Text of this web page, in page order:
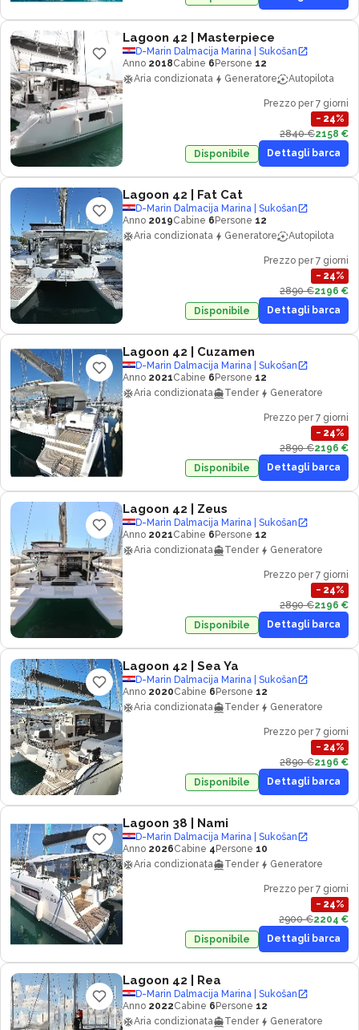
Lagoon 42 | Masterpiece
D-Marin Dalmacija Marina | Sukošan
Anno 2018Cabine 6 Persone 12
Aria condizionata
Generatore Autopilota
Prezzo per 7 giorni
− 24%
2840 €2158 €
Disponibile
Dettagli barca
Lagoon 42 | Fat Cat
D-Marin Dalmacija Marina | Sukošan
Anno 2019Cabine 6 Persone 12
Aria condizionata
Generatore Autopilota
Prezzo per 7 giorni
− 24%
2890 €2196 €
Disponibile
Dettagli barca
Lagoon 42 | Cuzamen
D-Marin Dalmacija Marina | Sukošan
Anno 2021Cabine 6 Persone 12
Aria condizionata
Tender Generatore
Prezzo per 7 giorni
− 24%
2890 €2196 €
Disponibile
Dettagli barca
Lagoon 42 | Zeus
D-Marin Dalmacija Marina | Sukošan
Anno 2021Cabine 6 Persone 12
Aria condizionata
Tender Generatore
Prezzo per 7 giorni
− 24%
2890 €2196 €
Disponibile
Dettagli barca
Lagoon 42 | Sea Ya
D-Marin Dalmacija Marina | Sukošan
Anno 2020Cabine 6 Persone 12
Aria condizionata
Tender Generatore
Prezzo per 7 giorni
− 24%
2890 €2196 €
Disponibile
Dettagli barca
Lagoon 38 | Nami
D-Marin Dalmacija Marina | Sukošan
Anno 2026Cabine 4 Persone 10
Aria condizionata
Tender Generatore
Prezzo per 7 giorni
− 24%
2900 €2204 €
Disponibile
Dettagli barca
Lagoon 42 | Rea
D-Marin Dalmacija Marina | Sukošan
Anno 2022Cabine 6 Persone 12
Aria condizionata
Tender Generatore